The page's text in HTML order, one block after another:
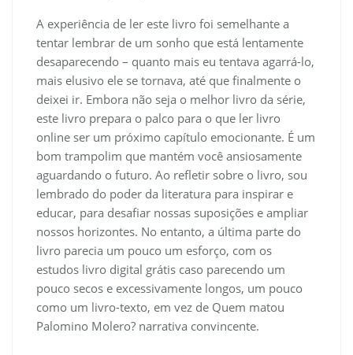
A experiência de ler este livro foi semelhante a
tentar lembrar de um sonho que está lentamente
desaparecendo – quanto mais eu tentava agarrá-lo,
mais elusivo ele se tornava, até que finalmente o
deixei ir. Embora não seja o melhor livro da série,
este livro prepara o palco para o que ler livro
online ser um próximo capítulo emocionante. É um
bom trampolim que mantém você ansiosamente
aguardando o futuro. Ao refletir sobre o livro, sou
lembrado do poder da literatura para inspirar e
educar, para desafiar nossas suposições e ampliar
nossos horizontes. No entanto, a última parte do
livro parecia um pouco um esforço, com os
estudos livro digital grátis caso parecendo um
pouco secos e excessivamente longos, um pouco
como um livro-texto, em vez de Quem matou
Palomino Molero? narrativa convincente.